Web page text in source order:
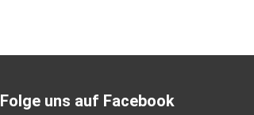
Folge uns auf Facebook